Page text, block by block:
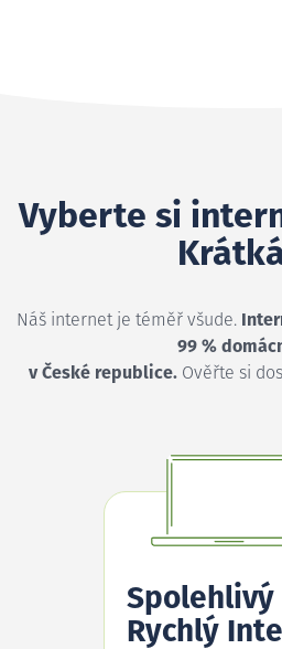
Vyberte si
Náš internet je téměř všude.
99 %
v České republice. Ověřte si
Spolehlivý
Rychlý